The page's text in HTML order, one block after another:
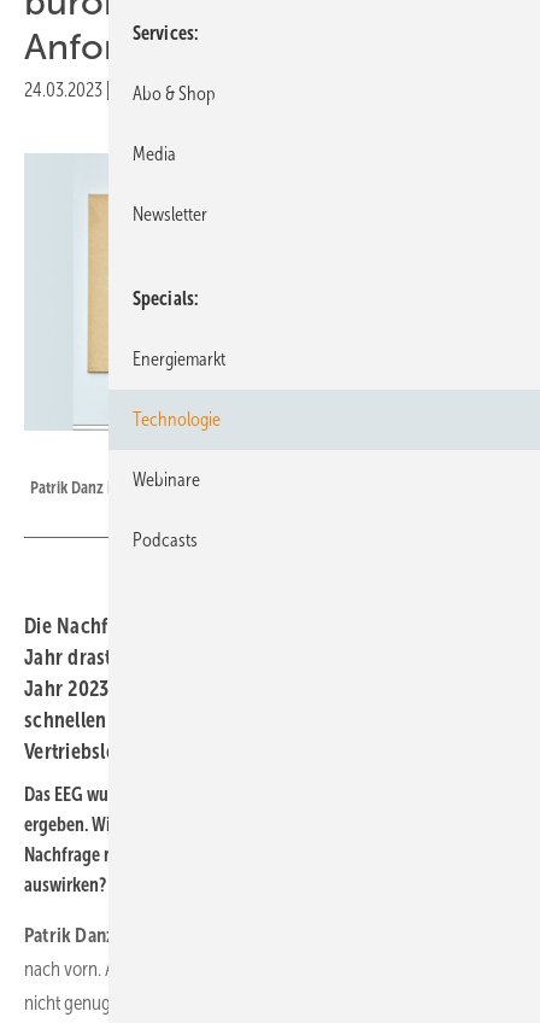
Anforderungen“
24.03.2023 Druckvorschau
Patrik Danz ist Vertriebsleiter bei IBC Solar.
Die Nachfrage nach Solaranlagen ist im vergehenden
Jahr drastisch nach oben geschossen. Ob das auch im
Jahr 2023 so bleibt und wo die Hürden für einen
schnellen Ausbau stehen, weiß Patrik Danz,
Vertriebsleiter bei IBC Solar.
Das EEG wurde novelliert und es haben sich einige Verbesserungen
ergeben. Wie werden diese sich nach Ihrer Einschätzung auf die
Nachfrage nach großen Photovoltaikanlagen in Deutschland
auswirken?
Patrik Danz
nach vorn. Auch für die Solarparks hat sich viel getan. Aber leider
nicht genug, um die Zubauziele zu erreichen. Wenn wir wirklich ab
Services
Abo & Shop
Media
Newsletter
Specials
Energiemarkt
Technologie
Webinare
Podcasts